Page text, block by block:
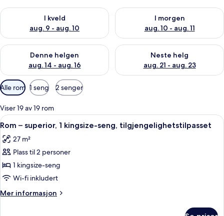
I kveld
aug. 9 - aug. 10
Sjekk tilgjengelighet for i kveld, aug. 9 - aug. 10
I morgen
aug. 10 - aug. 11
Sjekk tilgjengelighet for i
Denne helgen
aug. 14 - aug. 16
Sjekk tilgjengelighet for denne helgen, aug. 14 - aug. 16
Neste helg
aug. 21 - aug. 23
Sjekk tilgjengelighet for
Tilgjengelige
filtre
for
rom
Alle rom 1 seng 2 senger
Viser 19 av 19 rom
Åpne
alle
bildene
av
Rom
–
superior,
1
Rom – superior, 1 kingsize-seng,
4
Rom – superior, 1 kingsize-seng, tilgjengelighetstilpasset
27 m²
Plass til 2 personer
1 kingsize-seng
Wi-fi inkludert
Mer informasjon
Mer